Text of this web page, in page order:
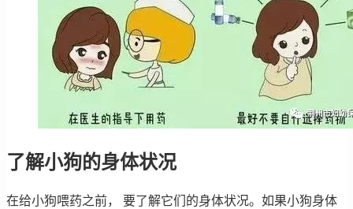
了解小狗的身体状况
在给小狗喂药之前， 要了解它们的身体状况。如果小狗身体